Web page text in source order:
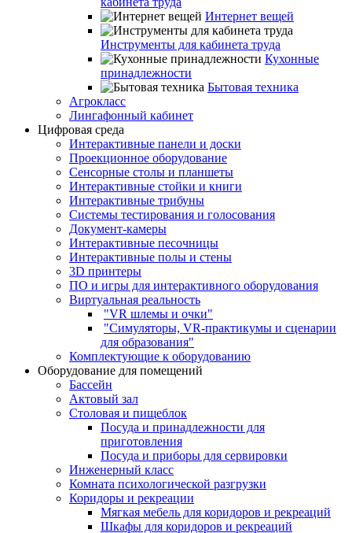
Интернет вещей
Инструменты для кабинета труда
Кухонные
принадлежности
Бытовая техника
Агрокласс
Лингафонный кабинет
Цифровая среда
Интерактивные панели и доски
Проекционное оборудование
Сенсорные столы и планшеты
Интерактивные стойки и книги
Интерактивные трибуны
Системы тестирования и голосования
Документ-камеры
Интерактивные песочницы
Интерактивные полы и стены
3D принтеры
ПО и игры для интерактивного оборудования
Виртуальная реальность
"VR шлемы и очки"
"Симуляторы, VR-практикумы и сценарии
для образования"
Комплектующие к оборудованию
Оборудование для помещений
Бассейн
Актовый зал
Столовая и пищеблок
Посуда и принадлежности для
приготовления
Посуда и приборы для сервировки
Инженерный класс
Комната психологической разгрузки
Коридоры и рекреации
Мягкая мебель для коридоров и рекреаций
Шкафы для коридоров и рекреаций